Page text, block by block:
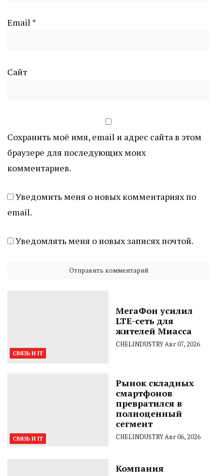
Email *
Сайт
Сохранить моё имя, email и адрес сайта в этом
браузере для последующих моих
комментариев.
Уведомить меня о новых комментариях по
email.
Уведомлять меня о новых записях почтой.
СВЯЗЬ И IT
МегаФон усилил
LTE-сеть для
жителей Миасса
CHELINDUSTRYАвг 07, 2026
СВЯЗЬ И IT
Рынок складных
смартфонов
превратился в
полноценный
сегмент
CHELINDUSTRYАвг 06, 2026
Компания